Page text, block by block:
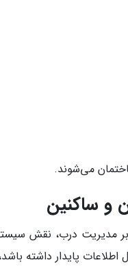
می‌شوند.
و ساکنین
مدیریت درب، نقش
پایدار داشته